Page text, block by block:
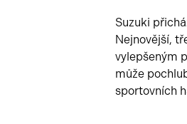
Suzuki
Nejnovější,
vylepšeným
může
sportovních